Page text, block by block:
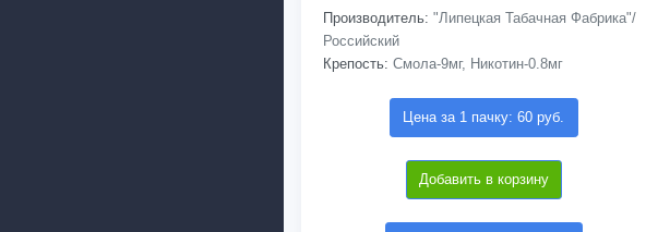
Производитель: "Липецкая Табачная Фабрика"/
Российский
Крепость: Смола-9мг, Никотин-0.8мг
Цена за 1 пачку: 60 руб.
Добавить в корзину